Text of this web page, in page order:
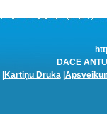
DACE
Kartiņu Druka|